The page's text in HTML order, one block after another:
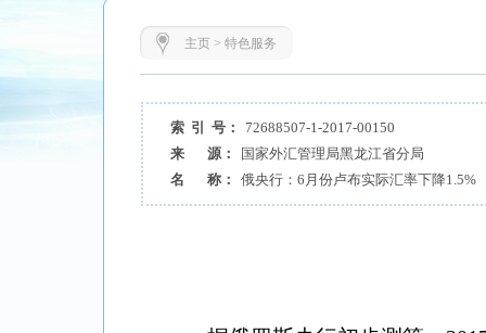
主页> 特色服务
索 引 号：
72688507-1-2017-00150
来 源：
国家外汇管理局黑龙江省分局
名 称：
俄央行：6月份卢布实际汇率下降1.5%